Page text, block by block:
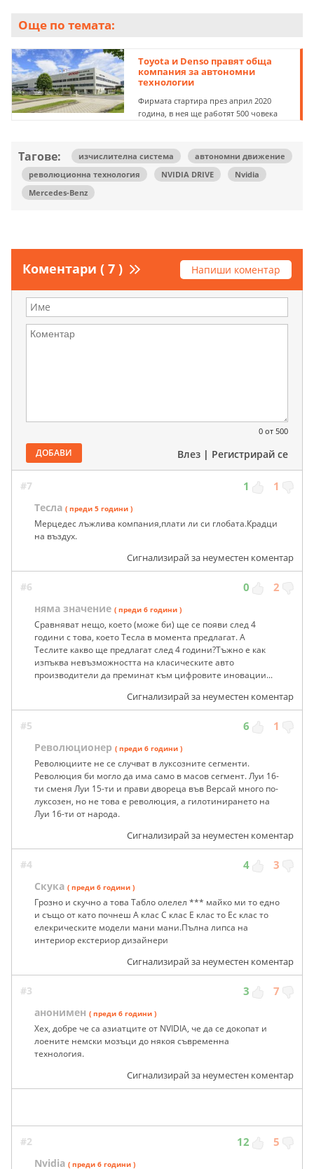
Още по темата:
Toyota и Denso правят обща
компания за автономни
технологии
Фирмата стартира през април 2020
година, в нея ще работят 500 човека
Тагове: изчислителна система
автономни движение
революционна технология
NVIDIA DRIVE
Nvidia
Mercedes-Benz
Коментари ( 7 ) Напиши коментар
0 от 500
ДОБАВИ Влез | Регистрирай се
#7 1 1
Тесла ( преди 5 години )
Мерцедес лъжлива компания,плати ли си глобата.Крадци
на въздух.
Сигнализирай за неуместен коментар
#6 0 2
няма значение ( преди 6 години )
Сравняват нещо, което (може би) ще се появи след 4
години с това, което Тесла в момента предлагат. А
Теслите какво ще предлагат след 4 години?Тъжно е как
изпъква невъзможността на класическите авто
производители да преминат към цифровите иновации...
Сигнализирай за неуместен коментар
#5 6 1
Революционер ( преди 6 години )
Революциите не се случват в луксозните сегменти.
Революция би могло да има само в масов сегмент. Луи 16-
ти сменя Луи 15-ти и прави двореца във Версай много по-
луксозен, но не това е революция, а гилотинирането на
Луи 16-ти от народа.
Сигнализирай за неуместен коментар
#4 4 3
Скука ( преди 6 години )
Грозно и скучно а това Табло олелел *** майко ми то едно
и също от като почнеш А клас С клас Е клас то Ес клас то
елекрическите модели мани мани.Пълна липса на
интериор екстериор дизайнери
Сигнализирай за неуместен коментар
#3 3 7
анонимен ( преди 6 години )
Хех, добре че са азиатците от NVIDIA, че да се докопат и
лоените немски мозъци до някоя съвременна
технология.
Сигнализирай за неуместен коментар
#2 12 5
Nvidia ( преди 6 години )